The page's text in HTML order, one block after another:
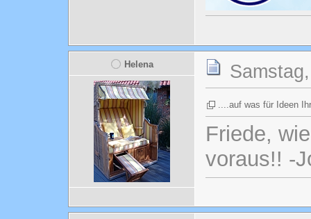
Helena
....auf was für Ideen
Friede,
voraus!! -